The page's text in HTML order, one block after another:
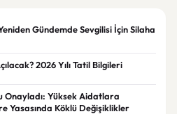
Gündemde Sevgilisi İçin Silaha
2026 Yılı Tatil Bilgileri
Onayladı: Yüksek Aidatlara
Yasasında Köklü Değişiklikler